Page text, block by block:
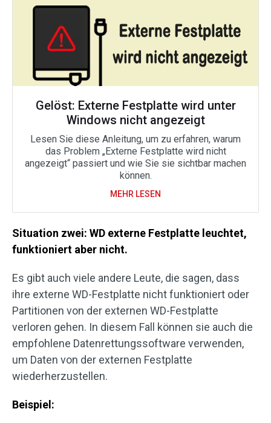
Gelöst: Externe Festplatte wird unter
Windows nicht angezeigt
Lesen Sie diese Anleitung, um zu erfahren, warum
das Problem „Externe Festplatte wird nicht
angezeigt“ passiert und wie Sie sie sichtbar machen
können.
MEHR LESEN
Situation zwei: WD externe Festplatte leuchtet,
funktioniert aber nicht.
Es gibt auch viele andere Leute, die sagen, dass
ihre externe WD-Festplatte nicht funktioniert oder
Partitionen von der externen WD-Festplatte
verloren gehen. In diesem Fall können sie auch die
empfohlene Datenrettungssoftware verwenden,
um Daten von der externen Festplatte
wiederherzustellen.
Beispiel: